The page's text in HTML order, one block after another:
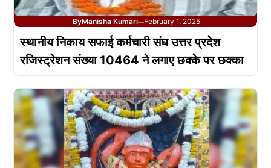
ByManisha Kumari—February 1, 2025
स्थानीय निकाय सफाई कर्मचारी संघ उत्तर प्रदेश
रजिस्ट्रेशन संख्या 10464 ने लगाए छक्के पर छक्का